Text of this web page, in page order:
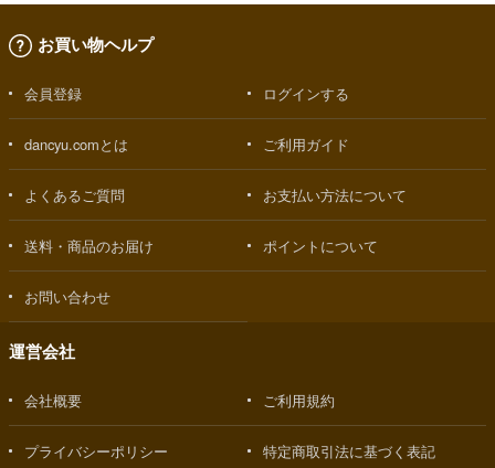
お買い物ヘルプ
会員登録 ログインする
dancyu.comとは ご利用ガイド
よくあるご質問 お支払い方法について
送料・商品のお届け ポイントについて
お問い合わせ
運営会社
会社概要 ご利用規約
プライバシーポリシー 特定商取引法に基づく表記